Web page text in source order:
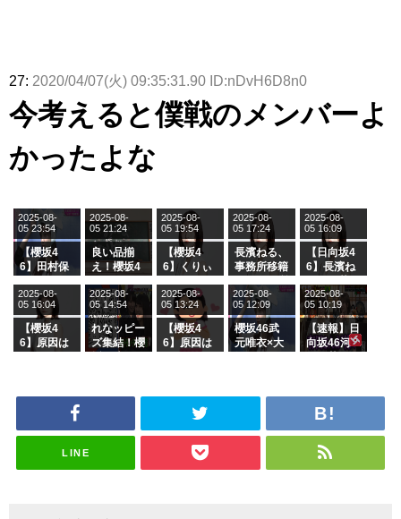
27: 2020/04/07(火) 09:35:31.90 ID:nDvH6D8n0
今考えると僕戦のメンバーよ
かったよな
【櫻坂4
6】田村保
ージを脱い
でいた理由
2025-08-
05 23:54
良い品揃
え！櫻坂4
グル『Mak
e or Brea
k』オフィ
シャルグッ
ズ絶賛販売
2025-08-
05 21:24
【櫻坂4
6】くりぃ
の2人を手
玉に取る大
沼晶保【く
りぃむナン
タラ】
2025-08-
05 19:54
長濱ねる、
事務所移籍
属を発表
2025-08-
05 17:24
【日向坂4
6】長濱ね
ら移籍しフ
ラーム所属
に。これで
事務所に所
属している
がこちら
2025-08-
05 16:09
【櫻坂4
6】原因は
ざわつかせ
2025-08-
05 16:04
れなッピー
ズ集結！櫻
「ラヴィッ
スタジオ出
2025-08-
05 14:54
【櫻坂4
6】原因は
ざわつかせ
2025-08-
05 13:24
櫻坂46武
元唯衣×大
さんに恐怖
ナンタラ】
2025-08-
05 12:09
【速報】日
向坂46河
2025-08-
05 10:19
LINE